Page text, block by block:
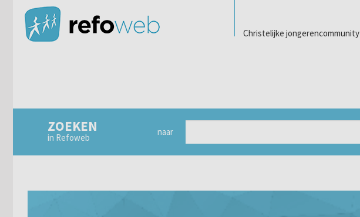
Christelijke jongerencommunity
ZOEKEN
in Refoweb
naar